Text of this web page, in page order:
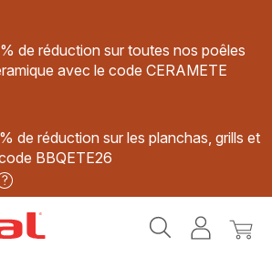
de réduction sur toutes nos poêles
avec le code CERAMETE
de réduction sur les planchas, grills et
BBQETE26
MonMon